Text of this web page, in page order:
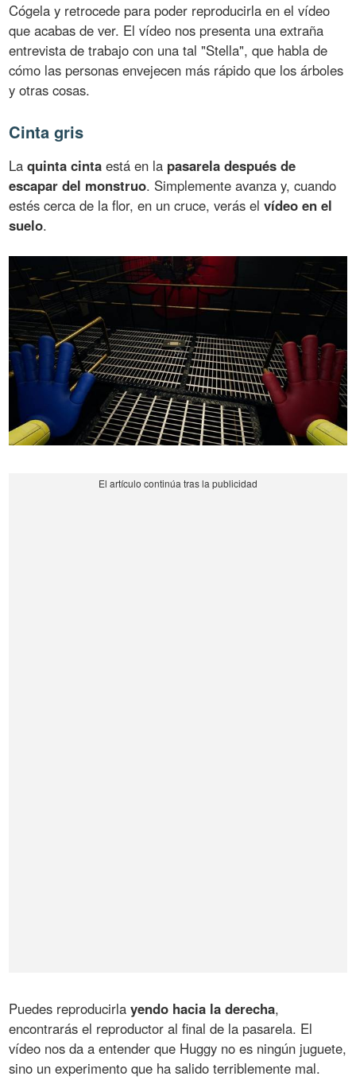
Cógela y retrocede para poder reproducirla en el vídeo
que acabas de ver. El vídeo nos presenta una extraña
entrevista de trabajo con una tal "Stella", que habla de
cómo las personas envejecen más rápido que los árboles
y otras cosas.
Cinta gris
Laquinta cinta está en la pasarela después de
escapar del monstruo. Simplemente avanza y, cuando
estés cerca de la flor, en un cruce, verás elvídeo en el
suelo.
Puedes reproducirlayendo hacia la derecha,
encontrarás el reproductor al final de la pasarela. El
vídeo nos da a entender que Huggy no es ningún juguete,
sino un experimento que ha salido terriblemente mal.